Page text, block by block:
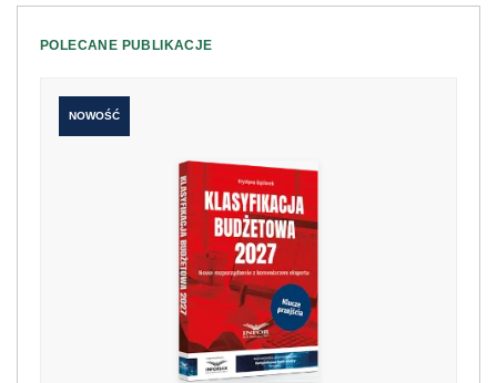
POLECANE PUBLIKACJE
NOWOŚĆ